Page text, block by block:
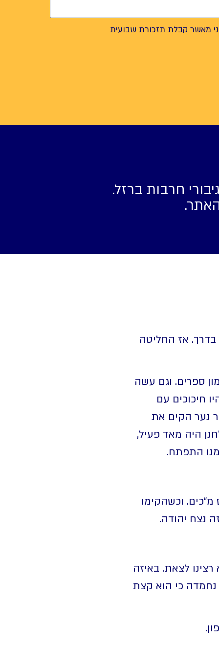
מאשר קבלת תזכורת שבועית
חרבות ברזל.
אז החליטה
ספרים. וגם עשה
חיכוכים עם
נער הקים את
היה מאד פעיל,
התפתח.
וכשהקימו
נצח יהודה.
לצאת. באיזה
נחמדה כי הוא קצת